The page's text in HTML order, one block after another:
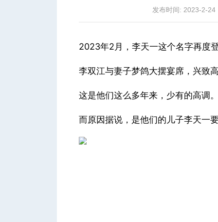
发布时间: 2023-2-24
2023年2月， 李天一这个名字再度
李双江与妻子梦鸽大摆宴席，兴致
这是他们这么多年来，少有的高调
而原因据说，是他们的儿子李天一